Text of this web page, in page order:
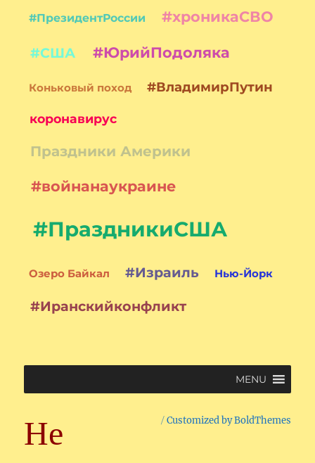
#ПрезидентРоссии #хроникаСВО
#США #ЮрийПодоляка
Коньковый поход #ВладимирПутин
коронавирус
Праздники Америки
#войнанаукраине
#ПраздникиСША
Озеро Байкал #Израиль Нью-Йорк
#Иранскийконфликт
MENU
Customized by BoldThemes
Не